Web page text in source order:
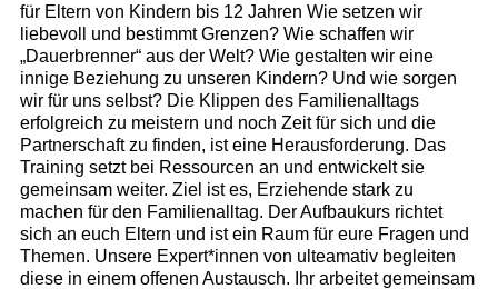
für Eltern von Kindern bis 12 Jahren Wie setzen wir
liebevoll und bestimmt Grenzen? Wie schaffen wir
„Dauerbrenner“ aus der Welt? Wie gestalten wir eine
innige Beziehung zu unseren Kindern? Und wie sorgen
wir für uns selbst? Die Klippen des Familienalltags
erfolgreich zu meistern und noch Zeit für sich und die
Partnerschaft zu finden, ist eine Herausforderung. Das
Training setzt bei Ressourcen an und entwickelt sie
gemeinsam weiter. Ziel ist es, Erziehende stark zu
machen für den Familienalltag. Der Aufbaukurs richtet
sich an euch Eltern und ist ein Raum für eure Fragen und
Themen. Unsere Expert*innen von ulteamativ begleiten
diese in einem offenen Austausch. Ihr arbeitet gemeinsam